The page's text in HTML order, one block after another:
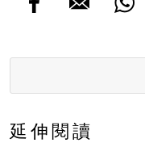
延伸閱讀